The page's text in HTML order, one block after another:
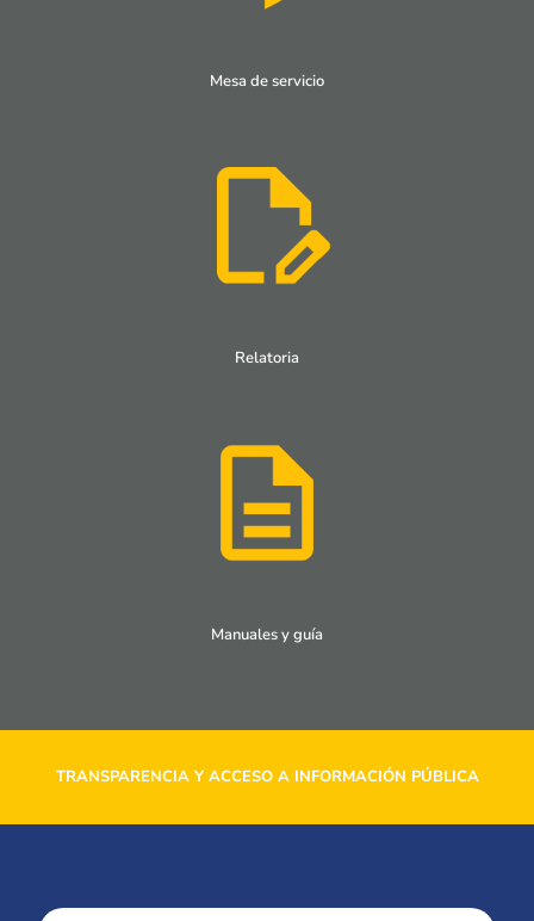
Mesa de servicio
Relatoria
Manuales y guía
TRANSPARENCIA Y ACCESO A INFORMACIÓN PÚBLICA